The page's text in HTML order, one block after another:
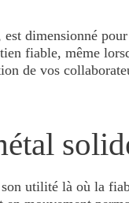
est dimensionné
fiable, même
de vos
utilité là où la